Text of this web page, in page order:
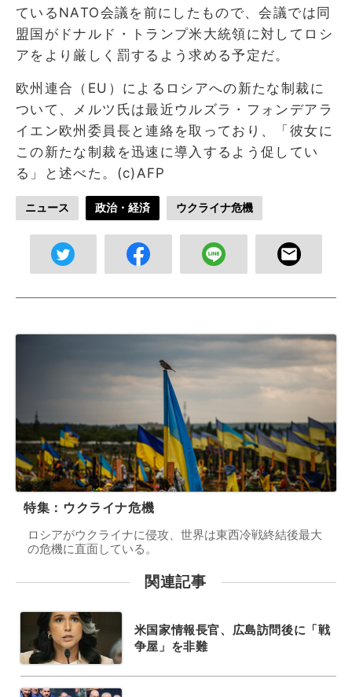
ているNATO会議を前にしたもので、会議では同
盟国がドナルド・トランプ米大統領に対してロシ
アをより厳しく罰するよう求める予定だ。
欧州連合（EU）によるロシアへの新たな制裁に
ついて、メルツ氏は最近ウルズラ・フォンデアラ
イエン欧州委員長と連絡を取っており、「彼女に
この新たな制裁を迅速に導入するよう促してい
る」と述べた。(c)AFP
ニュース 政治・経済 ウクライナ危機
特集：ウクライナ危機
ロシアがウクライナに侵攻、世界は東西冷戦終結後最大
の危機に直面している。
関連記事
米国家情報長官、広島訪問後に「戦
争屋」を非難